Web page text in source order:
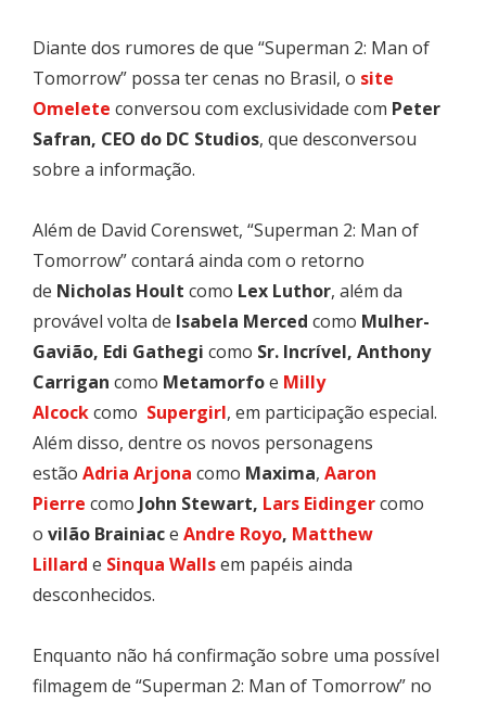
Diante dos rumores de que “Superman 2: Man of
Tomorrow” possa ter cenas no Brasil, o site
Omelete conversou com exclusividade com Peter
Safran, CEO do DC Studios, que desconversou
sobre a informação.
Além de David Corenswet, “Superman 2: Man of
Tomorrow” contará ainda com o retorno
de Nicholas Hoult como Lex Luthor, além da
provável volta de Isabela Merced como Mulher-
Gavião, Edi Gathegi como Sr. Incrível, Anthony
Carrigan como Metamorfoe Milly
Alcockcomo Supergirl, em participação especial.
Além disso, dentre os novos personagens
estão Adria Arjona como Maxima, Aaron
Pierre como John Stewart, Lars Eidingercomo
o vilão Brainiace Andre Royo, Matthew
Lillard e Sinqua Wallsem papéis ainda
desconhecidos.
Enquanto não há confirmação sobre uma possível
filmagem de “Superman 2: Man of Tomorrow” no